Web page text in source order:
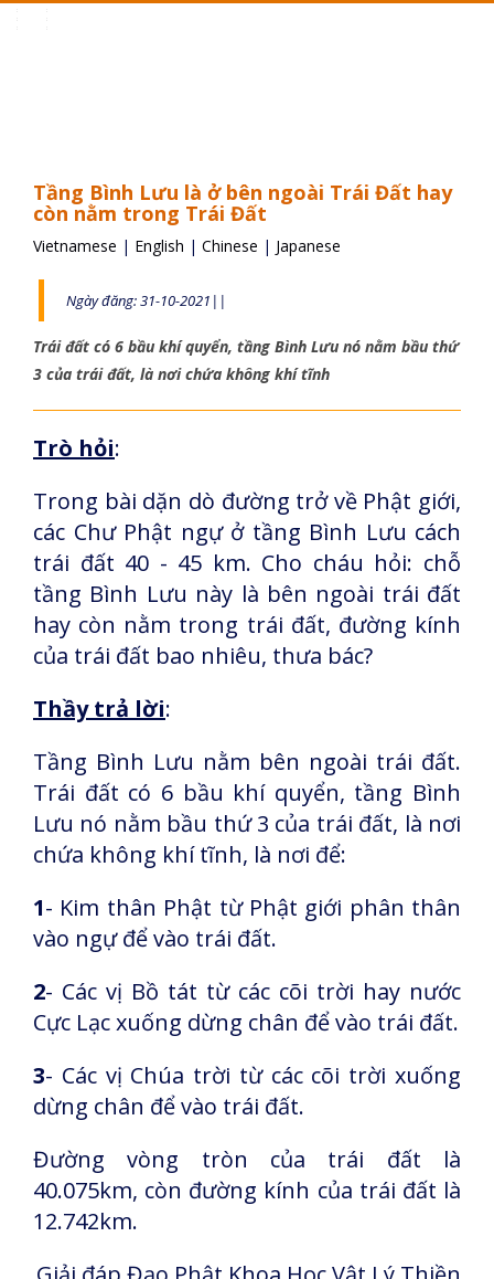
Tầng Bình Lưu là ở bên ngoài Trái Đất hay
còn nằm trong Trái Đất
Vietnamese | English | Chinese | Japanese
Ngày đăng: 31-10-2021||
Trái đất có 6 bầu khí quyển, tầng Bình Lưu nó nằm bầu thứ
3 của trái đất, là nơi chứa không khí tĩnh
Trò hỏi:
Trong bài dặn dò đường trở về Phật giới,
các Chư Phật ngự ở tầng Bình Lưu cách
trái đất 40 - 45 km. Cho cháu hỏi: chỗ
tầng Bình Lưu này là bên ngoài trái đất
hay còn nằm trong trái đất, đường kính
của trái đất bao nhiêu, thưa bác?
Thầy trả lời:
Tầng Bình Lưu nằm bên ngoài trái đất.
Trái đất có 6 bầu khí quyển, tầng Bình
Lưu nó nằm bầu thứ 3 của trái đất, là nơi
chứa không khí tĩnh, là nơi để:
1- Kim thân Phật từ Phật giới phân thân
vào ngự để vào trái đất.
2- Các vị Bồ tát từ các cõi trời hay nước
Cực Lạc xuống dừng chân để vào trái đất.
3- Các vị Chúa trời từ các cõi trời xuống
dừng chân để vào trái đất.
Đường vòng tròn của trái đất là
40.075km, còn đường kính của trái đất là
12.742km.